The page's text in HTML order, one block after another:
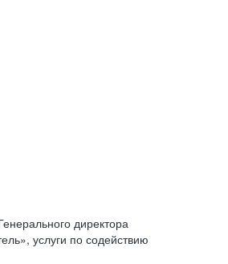
директора
услуги по содействию